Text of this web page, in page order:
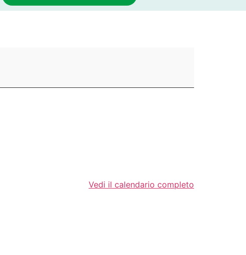
Vedi il calendario completo